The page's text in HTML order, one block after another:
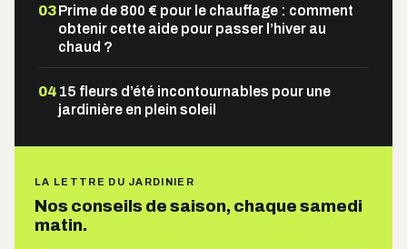
03Prime de 800 € pour le chauffage : comment
obtenir cette aide pour passer l’hiver au
chaud ?
04 15 fleurs d’été incontournables pour une
jardinière en plein soleil
LA LETTRE DU JARDINIER
Nos conseils de saison, chaque samedi
matin.